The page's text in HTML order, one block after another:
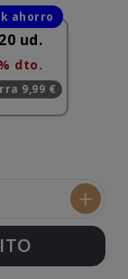
ud.
dto.
9,99 €
+